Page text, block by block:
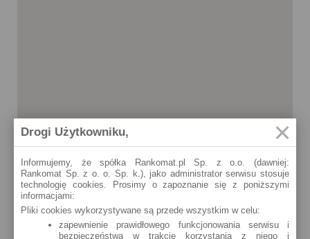
Drogi Użytkowniku,
Informujemy, że spółka Rankomat.pl Sp. z o.o. (dawniej:
Rankomat Sp. z o. o. Sp. k.), jako administrator serwisu stosuje
technologię cookies. Prosimy o zapoznanie się z poniższymi
informacjami:
Pliki cookies wykorzystywane są przede wszystkim w celu:
zapewnienie prawidłowego funkcjonowania serwisu i
bezpieczeństwa w trakcie korzystania z niego i